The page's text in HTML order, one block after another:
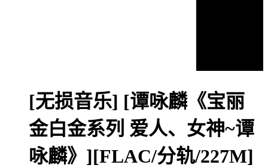
[无损音乐] [谭咏麟《宝丽
金白金系列 爱人、女神~谭
咏麟》][FLAC/分轨/227M]